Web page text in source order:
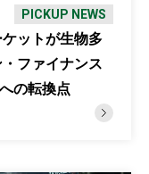
PICKUP NEWS
ットが生物多
ファイナンス
の転換点